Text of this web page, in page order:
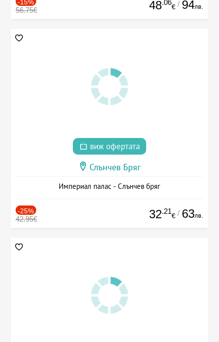
-15%
56.75€ 48.06
€ / 94лв.
виж офертата
Слънчев Бряг
Империал палас - Слънчев бряг
-25%
42.95€ 32.21
€ / 63лв.